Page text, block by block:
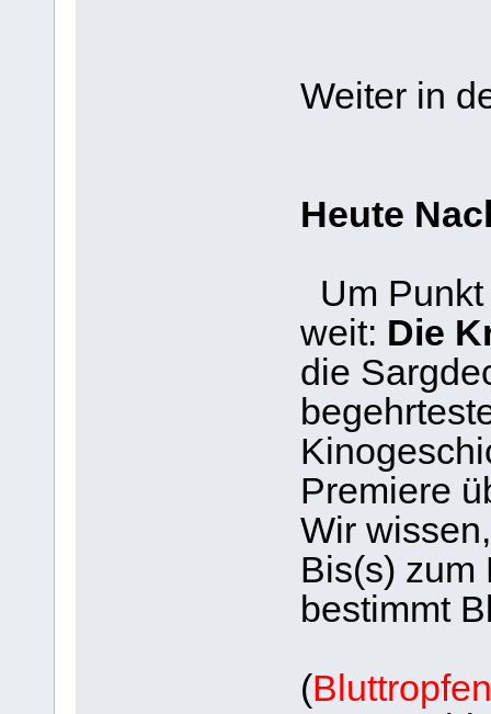
Weiter in
Heute
Um
weit: Die
die
Premiere
Wir
Bis(s) zum
bestimmt
(Bluttropfen